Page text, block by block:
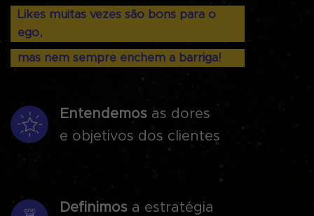
Likes muitas vezes são bons para o
ego,
mas nem sempre enchem a barriga!
Entendemos as dores
e objetivos dos clientes
Definimos a estratégia